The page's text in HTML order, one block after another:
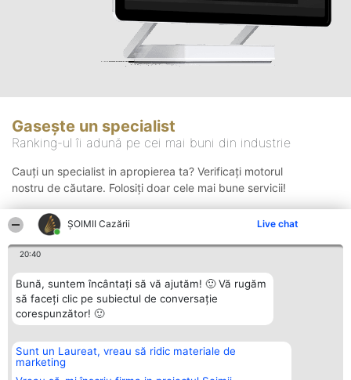
ȘOIMII Cazării Live chat
20:40
Bună, suntem încântați să vă ajutăm! 🙂 Vă rugăm
să faceți clic pe subiectul de conversație
corespunzător! 🙂
Sunt un Laureat, vreau să ridic materiale de
marketing
Gasește un specialist
Ranking-ul îi adună pe cei mai buni din industrie
Cauți un specialist in apropierea ta? Verificați motorul
nostru de căutare. Folosiți doar cele mai bune servicii!
Organizator Ranking
BRIGHT SOLUTIONS BR SRL
Aleea Timisul De Sus 2 Bl. A30
Plebiscyt
Lista Tuturor
Contact